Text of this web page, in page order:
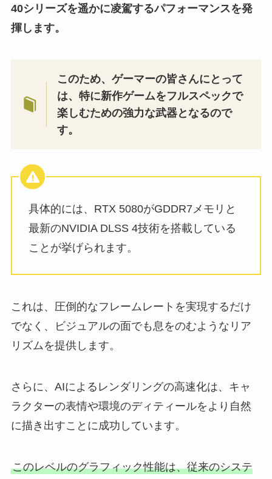
40シリーズを遥かに凌駕するパフォーマンスを発
揮します。
このため、ゲーマーの皆さんにとって
は、特に新作ゲームをフルスペックで
楽しむための強力な武器となるので
す。
具体的には、RTX 5080がGDDR7メモリと
最新のNVIDIA DLSS 4技術を搭載している
ことが挙げられます。
これは、圧倒的なフレームレートを実現するだけ
でなく、ビジュアルの面でも息をのむようなリア
リズムを提供します。
さらに、AIによるレンダリングの高速化は、キャ
ラクターの表情や環境のディティールをより自然
に描き出すことに成功しています。
このレベルのグラフィック性能は、従来のシステ